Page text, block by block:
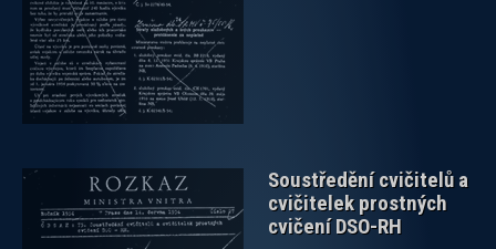
Soustředění cvičitelů a
cvičitelek prostných
cvičení DSO-RH